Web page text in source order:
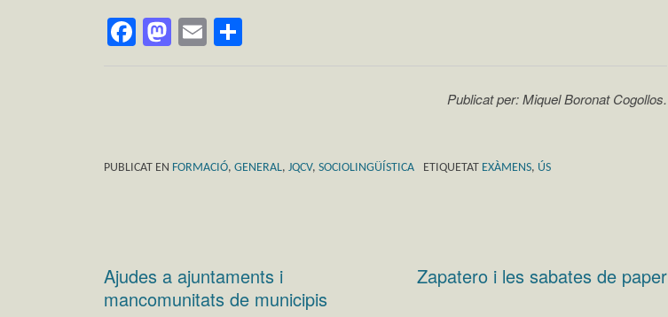
Facebook
Mastodon
Email
Publicat per: Miquel Boronat Cogollos.
PUBLICAT EN FORMACIÓ, GENERAL, JQCV, SOCIOLINGÜÍSTICA ETIQUETAT EXÀMENS, ÚS
Navegació
Ajudes a ajuntaments i
mancomunitats de municipis
Zapatero i les sabates de paper